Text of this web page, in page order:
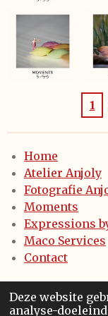
Deze website
analyse-
1
Home
Atelier Anjoly
Fotografie
Moments
Expressions
Maco Services
Contact
© 2021 - 2024 -